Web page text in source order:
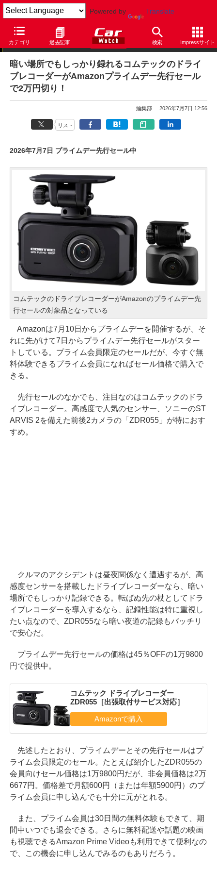
Powered by Translate
カテゴリ 過去記事 検索 Impressサイト
【セール情報】本日のPICK UP
暗い場所でもしっかり録れるコムテックのドライ
ブレコーダーがAmazonプライムデー先行セール
で2万円切り！
編集部 2026年7月7日 12:56
リスト
2026年7月7日 プライムデー先行セール中
コムテックのドライブレコーダーがAmazonのプライムデー先
行セールの対象品となっている
Amazonは7月10日からプライムデーを開催するが、そ
れに先がけて7日からプライムデー先行セールがスター
トしている。プライム会員限定のセールだが、今すぐ無
料体験できるプライム会員になればセール価格で購入で
きる。
先行セールのなかでも、注目なのはコムテックのドラ
イブレコーダー。高感度で人気のセンサー、ソニーのST
ARVIS 2を備えた前後2カメラの「ZDR055」が特におす
すめ。
クルマのアクシデントは昼夜関係なく遭遇するが、高
感度センサーを搭載したドライブレコーダーなら、暗い
場所でもしっかり記録できる。転ばぬ先の杖としてドラ
イブレコーダーを導入するなら、記録性能は特に重視し
たい点なので、ZDR055なら暗い夜道の記録もバッチリ
で安心だ。
プライムデー先行セールの価格は45％OFFの1万9800
円で提供中。
コムテック ドライブレコーダー
ZDR055［出張取付サービス対応］
先述したとおり、プライムデーとその先行セールはプ
ライム会員限定のセール。たとえば紹介したZDR055の
会員向けセール価格は1万9800円だが、非会員価格は2万
6677円。価格差で月額600円（または年額5900円）のプ
ライム会員に申し込んでも十分に元がとれる。
また、プライム会員は30日間の無料体験もできて、期
間中いつでも退会できる。さらに無料配送や話題の映画
も視聴できるAmazon Prime Videoも利用できて便利なの
で、この機会に申し込んでみるのもありだろう。